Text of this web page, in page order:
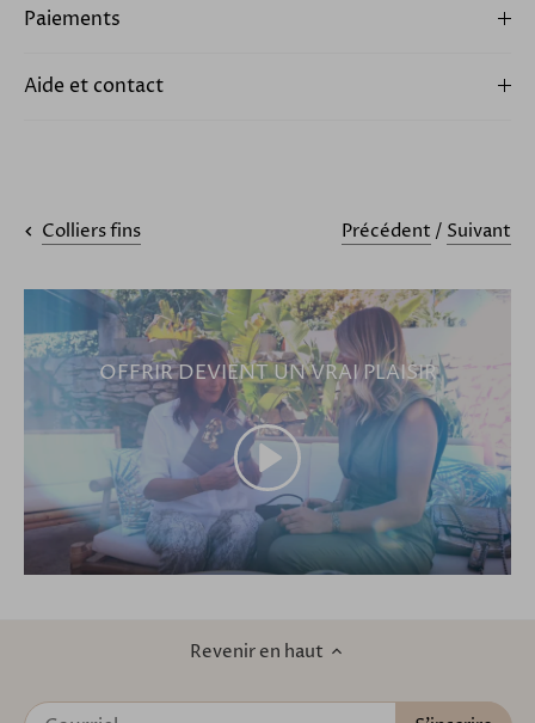
Paiements
Aide et contact
Colliers fins Précédent / Suivant
OFFRIR DEVIENT UN VRAI PLAISIR
Revenir en haut